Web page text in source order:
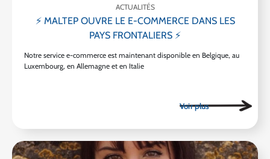
ACTUALITÉS
⚡ MALTEP OUVRE LE E-COMMERCE DANS LES
PAYS FRONTALIERS ⚡
Notre service e-commerce est maintenant disponible en Belgique, au
Luxembourg, en Allemagne et en Italie